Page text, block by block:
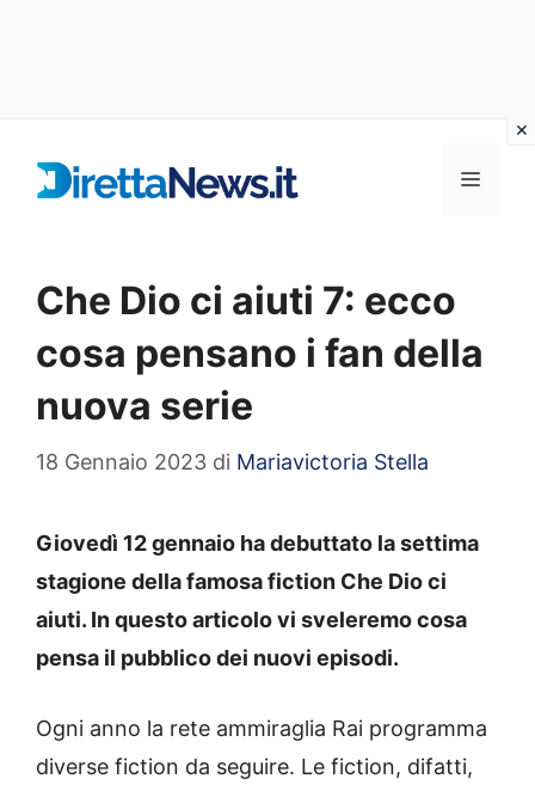
Menu
Che Dio ci aiuti 7: ecco
cosa pensano i fan della
nuova serie
18 Gennaio 2023 di Mariavictoria Stella
Giovedì 12 gennaio ha debuttato la settima
stagione della famosa fiction Che Dio ci
aiuti. In questo articolo vi sveleremo cosa
pensa il pubblico dei nuovi episodi.
Ogni anno la rete ammiraglia Rai programma
diverse fiction da seguire. Le fiction, difatti,